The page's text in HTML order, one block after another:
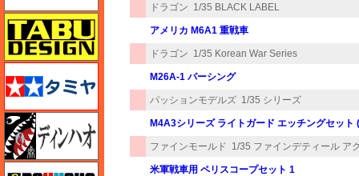
ドラゴン 1/35 BLACK LABEL
アメリカ M6A1 重戦車
ドラゴン 1/35 Korean War Series
M26A-1 パーシング
パッションモデルズ 1/35 シリーズ
M4A3シリーズ ライトガード エッチングセット
ファインモールド 1/35 ファインデティール ア
米軍戦車用 ペリスコープセット 1
タブデザイン・スタジオ27
ディン・ハオ